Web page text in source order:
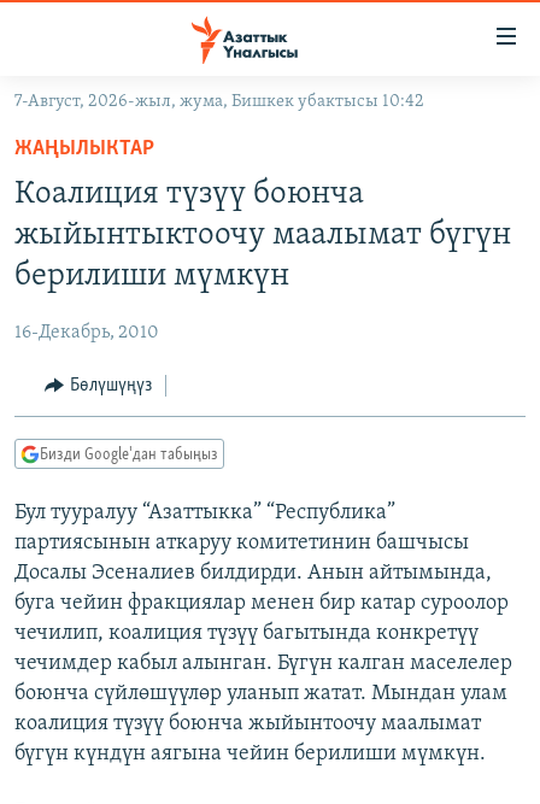
Навигацияга
өтүңүз
Издөөгө
салыңыз
МАДАНИЯТ
УКРАИНА
ТВ ПРОГРАММАЛАР
БҮГҮН АЗАТТЫКТА
ДАНИСТЕ
ЭЖЕ-СИҢДИЛЕР
АЗАТТЫК+
ЫҢГАЙСЫЗ СУРООЛОР
ПОДКАСТ
ОНЛАЙН ШЕРИНЕ
ЭЕ/АРнун бардык сайттары
7-Август, 2026-жыл, жума, Бишкек убактысы 10:42
ЖАҢЫЛЫКТАР
Коалиция түзүү боюнча
жыйынтыктоочу маалымат бүгүн
берилиши мүмкүн
16-Декабрь, 2010
Бөлүшүңүз
Бизди Google'дан табыңыз
Бул тууралуу “Азаттыкка” “Республика”
партиясынын аткаруу комитетинин башчысы
Досалы Эсеналиев билдирди. Анын айтымында,
буга чейин фракциялар менен бир катар суроолор
чечилип, коалиция түзүү багытында конкретүү
чечимдер кабыл алынган. Бүгүн калган маселелер
боюнча сүйлөшүүлөр уланып жатат. Мындан улам
коалиция түзүү боюнча жыйынтоочу маалымат
бүгүн күндүн аягына чейин берилиши мүмкүн.